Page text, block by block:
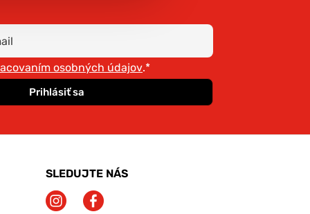
osobných údajov.*
Prihlásiť sa
SLEDUJTE NÁS